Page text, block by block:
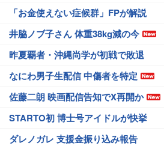
「お金使えない症候群」FPが解説
井脇ノブ子さん 体重38kg減の今
昨夏覇者・沖縄尚学が初戦で敗退
なにわ男子生配信 中傷者を特定
佐藤二朗 映画配信告知でX再開か
STARTO初 博士号アイドルが快挙
ダレノガレ 支援金振り込み報告